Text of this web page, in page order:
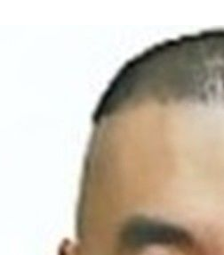
제주·인천 당원투표…金 47.75%·鄭
이적 기뻐…등번호 7번 의미보단 팀 위해
, 제주·인천 권리당원 투표 김민석 승리
위'…동해안 시간당 30㎜ '강한 비'[내일날
이 원하는 마음 느꼈고, 많은 트로피 원해
펄'…동해안 일부 지역엔 호의주의보
늘어…누적 환자 3000명 돌파
㎜ 물폭탄…도로 잠기고 담벼락 붕괴
산삼 9뿌리 발견…감정가 1.3억원